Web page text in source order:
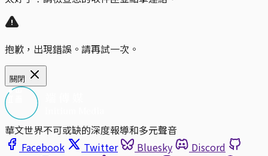
抱歉，出現錯誤。請再試一次。
關閉
華文世界不可或缺的深度報導和多元聲音
Facebook
Twitter Bluesky
Discord